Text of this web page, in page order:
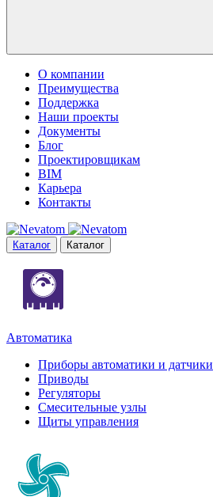
О компании
Преимущества
Поддержка
Наши проекты
Документы
Блог
Проектировщикам
BIM
Карьера
Контакты
Каталог Каталог
Автоматика
Приборы автоматики и датчики
Приводы
Регуляторы
Смесительные узлы
Щиты управления